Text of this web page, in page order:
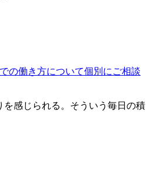
の働き方について個別にご相談
感じられる。そういう毎日の積